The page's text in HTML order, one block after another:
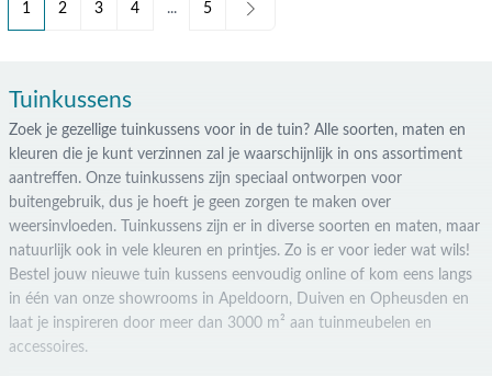
1 2 3 4 ... 5
Tuinkussens
Zoek je gezellige tuinkussens voor in de tuin? Alle soorten, maten en
kleuren die je kunt verzinnen zal je waarschijnlijk in ons assortiment
aantreffen. Onze tuinkussens zijn speciaal ontworpen voor
buitengebruik, dus je hoeft je geen zorgen te maken over
weersinvloeden. Tuinkussens zijn er in diverse soorten en maten, maar
natuurlijk ook in vele kleuren en printjes. Zo is er voor ieder wat wils!
Bestel jouw nieuwe tuin kussens eenvoudig online of kom eens langs
in één van onze showrooms in Apeldoorn, Duiven en Opheusden en
laat je inspireren door meer dan 3000 m² aan tuinmeubelen en
accessoires.